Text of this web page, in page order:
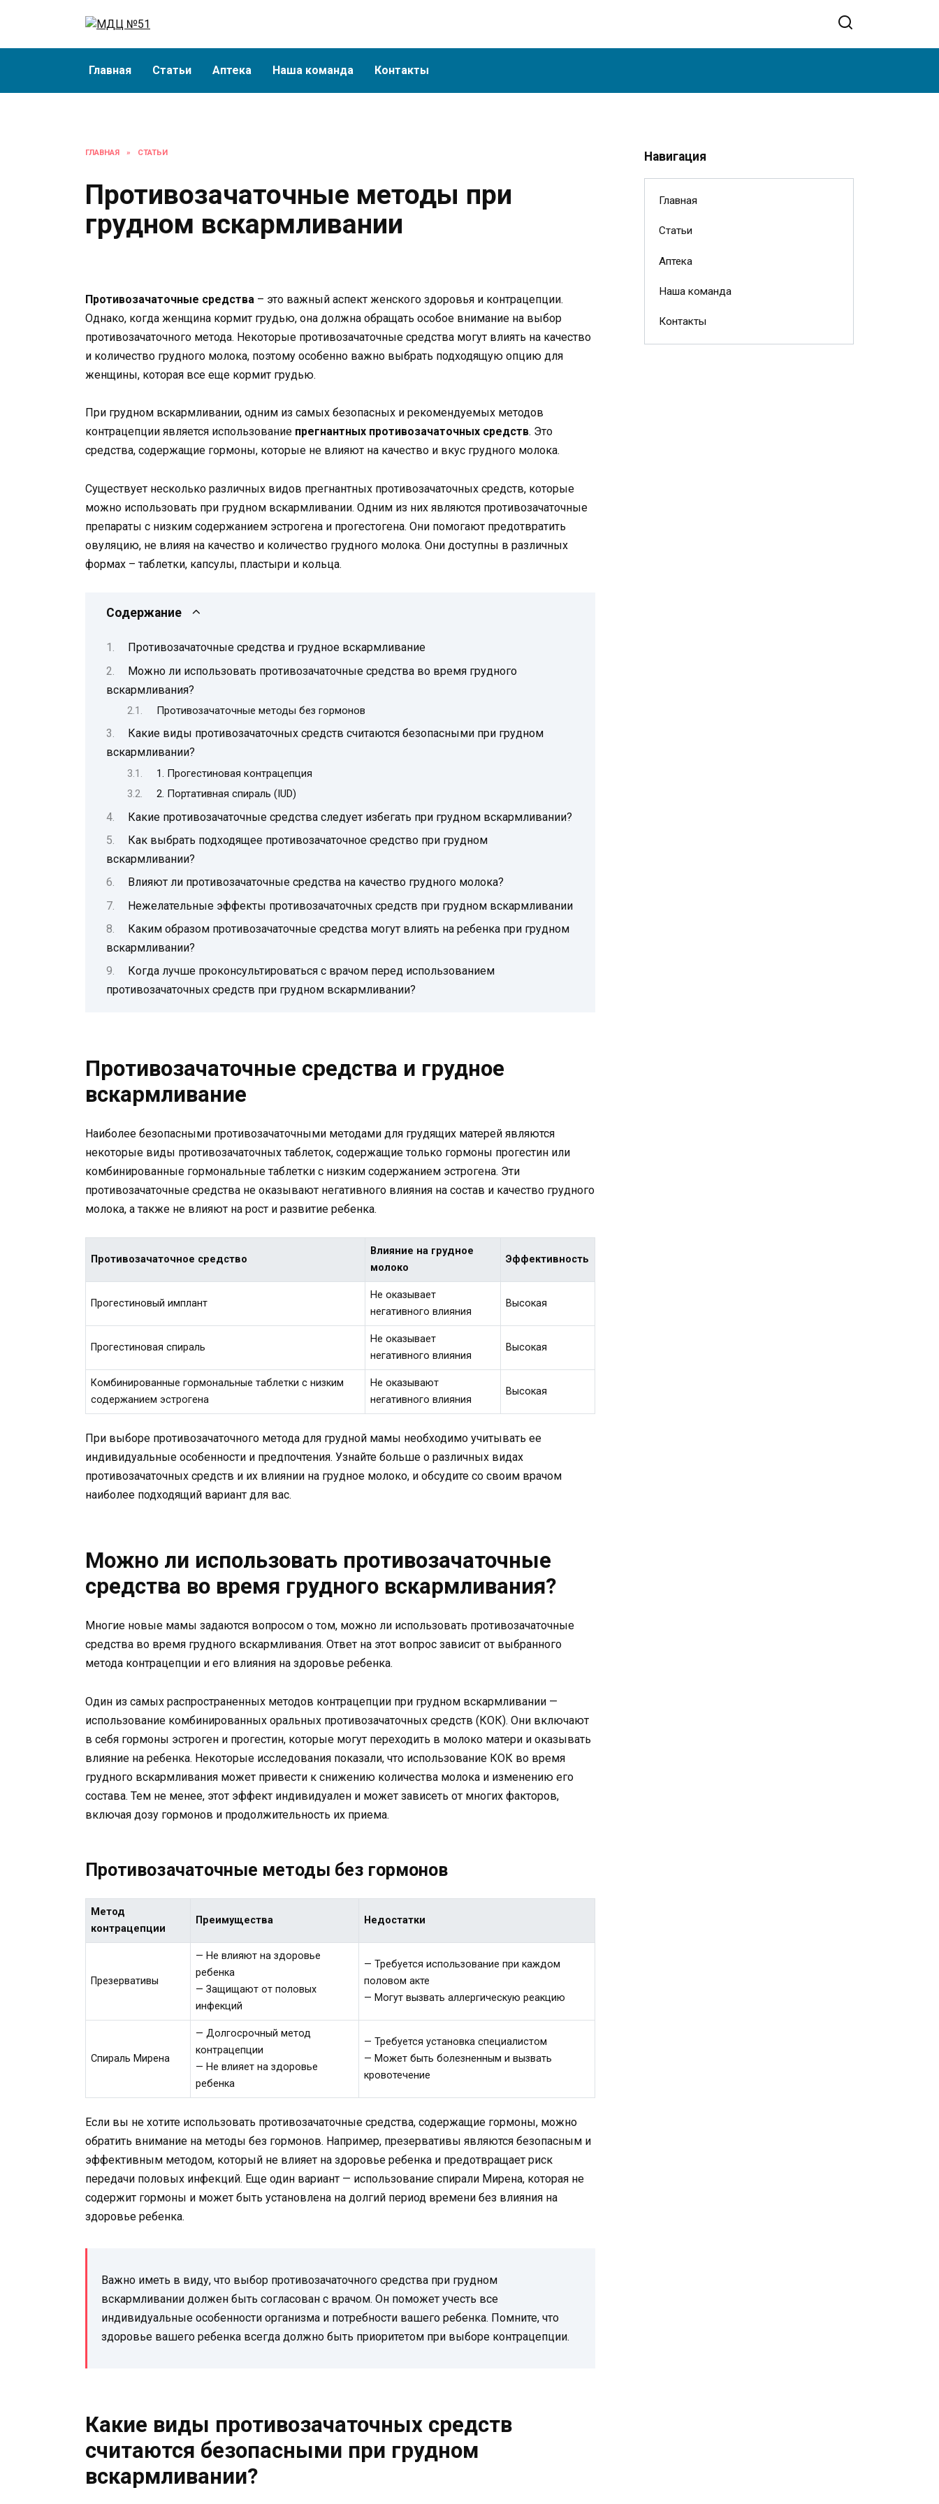
Главная Статьи Аптека Наша команда Контакты
ГЛАВНАЯ » СТАТЬИ
Противозачаточные методы при
грудном вскармливании
Противозачаточные средства – это важный аспект женского здоровья и контрацепции.
Однако, когда женщина кормит грудью, она должна обращать особое внимание на выбор
противозачаточного метода. Некоторые противозачаточные средства могут влиять на качество
и количество грудного молока, поэтому особенно важно выбрать подходящую опцию для
женщины, которая все еще кормит грудью.
При грудном вскармливании, одним из самых безопасных и рекомендуемых методов
контрацепции является использование прегнантных противозачаточных средств. Это
средства, содержащие гормоны, которые не влияют на качество и вкус грудного молока.
Существует несколько различных видов прегнантных противозачаточных средств, которые
можно использовать при грудном вскармливании. Одним из них являются противозачаточные
препараты с низким содержанием эстрогена и прогестогена. Они помогают предотвратить
овуляцию, не влияя на качество и количество грудного молока. Они доступны в различных
формах – таблетки, капсулы, пластыри и кольца.
Содержание
Противозачаточные средства и грудное вскармливание
Можно ли использовать противозачаточные средства во время грудного
вскармливания?
Противозачаточные методы без гормонов
Какие виды противозачаточных средств считаются безопасными при грудном
вскармливании?
1. Прогестиновая контрацепция
2. Портативная спираль (IUD)
Какие противозачаточные средства следует избегать при грудном вскармливании?
Как выбрать подходящее противозачаточное средство при грудном
вскармливании?
Влияют ли противозачаточные средства на качество грудного молока?
Нежелательные эффекты противозачаточных средств при грудном вскармливании
Каким образом противозачаточные средства могут влиять на ребенка при грудном
вскармливании?
Когда лучше проконсультироваться с врачом перед использованием
противозачаточных средств при грудном вскармливании?
Противозачаточные средства и грудное
вскармливание
Наиболее безопасными противозачаточными методами для грудящих матерей являются
некоторые виды противозачаточных таблеток, содержащие только гормоны прогестин или
комбинированные гормональные таблетки с низким содержанием эстрогена. Эти
противозачаточные средства не оказывают негативного влияния на состав и качество грудного
молока, а также не влияют на рост и развитие ребенка.
Противозачаточное средство
Влияние на грудное
молоко
Эффективность
Прогестиновый имплант
Не оказывает
негативного влияния
Высокая
Прогестиновая спираль
Не оказывает
негативного влияния
Высокая
Комбинированные гормональные таблетки с низким
содержанием эстрогена
Не оказывают
негативного влияния
Высокая
При выборе противозачаточного метода для грудной мамы необходимо учитывать ее
индивидуальные особенности и предпочтения. Узнайте больше о различных видах
противозачаточных средств и их влиянии на грудное молоко, и обсудите со своим врачом
наиболее подходящий вариант для вас.
Можно ли использовать противозачаточные
средства во время грудного вскармливания?
Многие новые мамы задаются вопросом о том, можно ли использовать противозачаточные
средства во время грудного вскармливания. Ответ на этот вопрос зависит от выбранного
метода контрацепции и его влияния на здоровье ребенка.
Один из самых распространенных методов контрацепции при грудном вскармливании —
использование комбинированных оральных противозачаточных средств (КОК). Они включают
в себя гормоны эстроген и прогестин, которые могут переходить в молоко матери и оказывать
влияние на ребенка. Некоторые исследования показали, что использование КОК во время
грудного вскармливания может привести к снижению количества молока и изменению его
состава. Тем не менее, этот эффект индивидуален и может зависеть от многих факторов,
включая дозу гормонов и продолжительность их приема.
Противозачаточные методы без гормонов
Метод
контрацепции
Преимущества Недостатки
Презервативы
— Не влияют на здоровье
ребенка
— Защищают от половых
инфекций
— Требуется использование при каждом
половом акте
— Могут вызвать аллергическую реакцию
Спираль Мирена
— Долгосрочный метод
контрацепции
— Не влияет на здоровье
ребенка
— Требуется установка специалистом
— Может быть болезненным и вызвать
кровотечение
Если вы не хотите использовать противозачаточные средства, содержащие гормоны, можно
обратить внимание на методы без гормонов. Например, презервативы являются безопасным и
эффективным методом, который не влияет на здоровье ребенка и предотвращает риск
передачи половых инфекций. Еще один вариант — использование спирали Мирена, которая не
содержит гормоны и может быть установлена на долгий период времени без влияния на
здоровье ребенка.
Важно иметь в виду, что выбор противозачаточного средства при грудном
вскармливании должен быть согласован с врачом. Он поможет учесть все
индивидуальные особенности организма и потребности вашего ребенка. Помните, что
здоровье вашего ребенка всегда должно быть приоритетом при выборе контрацепции.
Какие виды противозачаточных средств
считаются безопасными при грудном
вскармливании?
Навигация
Главная
Статьи
Аптека
Наша команда
Контакты